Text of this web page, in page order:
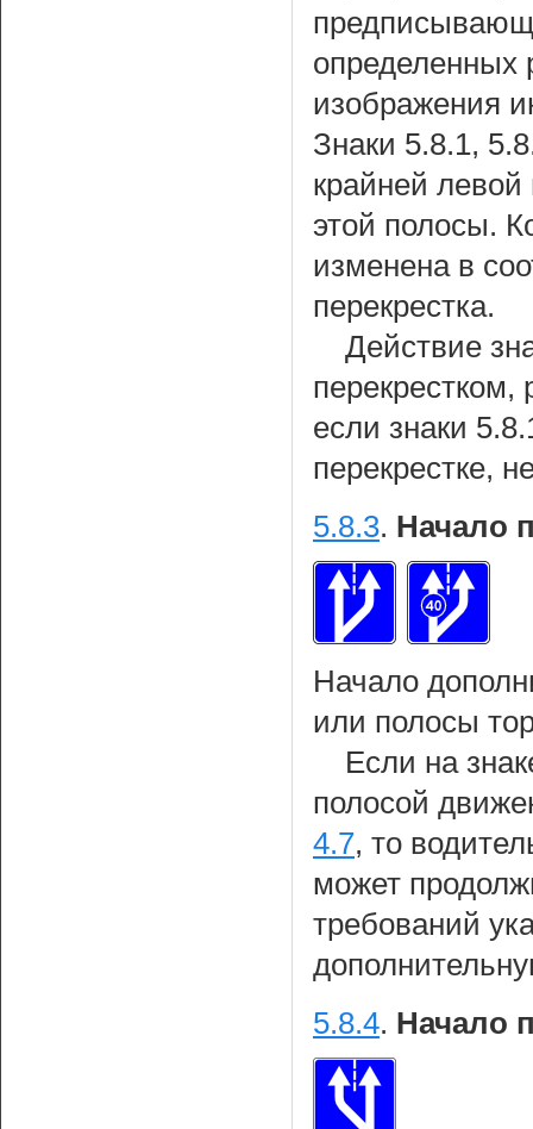
определенных
изображения
Знаки 5.8.1,
крайней
этой полосы.
изменена в
перекрестка.
Действие
перекрестком,
если знаки
перекрестке,
5.8.3. Начало
Начало
или полосы
Если на
полосой
4.7, то
может
требований
5.8.4. Начало